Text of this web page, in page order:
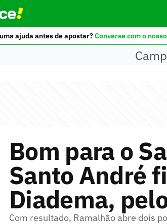
ajuda antes de apostar?Converse com o
Bom para o
Santo André
Diadema,
Com resultado, Ramalhão abre dois